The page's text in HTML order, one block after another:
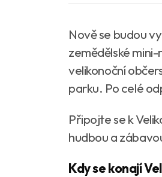
Nově se budou
zemědělské
velikonoční
parku. Po celé
Připojte se k
hudbou a
Kdy se konají